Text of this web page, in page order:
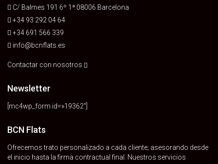
C/ Balmes 191 6º 1ª 08006 Barcelona
+34 93 292 04 64
+34 691 566 339
info@bcnflats.es
Contactar con nosotros
Newsletter
[mc4wp_form id=»19362″]
BCN Flats
Ofrecemos trato personalizado a cada cliente; asesorando desde
el inicio hasta la firma contractual final. Nuestros servicios